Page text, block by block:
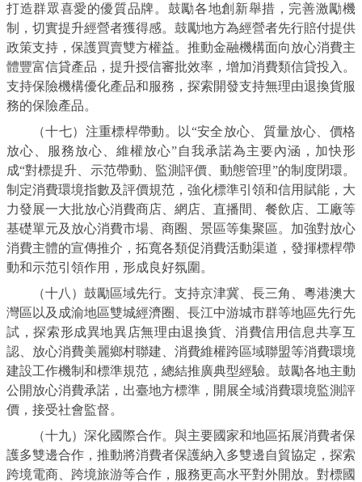
打造群眾喜愛的優質品牌。鼓勵各地創新舉措，完善激勵機
制，切實提升經營者獲得感。鼓勵地方為經營者先行賠付提供
政策支持，保護買賣雙方權益。推動金融機構面向放心消費主
體豐富信貸產品，提升授信審批效率，增加消費類信貸投入。
支持保險機構優化產品和服務，探索開發支持無理由退換貨服
務的保險產品。
（十七）注重標桿帶動。以“安全放心、質量放心、價格
放心、服務放心、維權放心”自我承諾為主要內涵，加快形
成“對標提升、示范帶動、監測評價、動態管理”的制度閉環。
制定消費環境指數及評價規范，強化標準引領和信用賦能，大
力發展一大批放心消費商店、網店、直播間、餐飲店、工廠等
基礎單元及放心消費市場、商圈、景區等集聚區。加強對放心
消費主體的宣傳推介，拓寬各類促消費活動渠道，發揮標桿帶
動和示范引領作用，形成良好氛圍。
（十八）鼓勵區域先行。支持京津冀、長三角、粵港澳大
灣區以及成渝地區雙城經濟圈、長江中游城市群等地區先行先
試，探索形成異地異店無理由退換貨、消費信用信息共享互
認、放心消費美麗鄉村聯建、消費維權跨區域聯盟等消費環境
建設工作機制和標準規范，總結推廣典型經驗。鼓勵各地主動
公開放心消費承諾，出臺地方標準，開展全域消費環境監測評
價，接受社會監督。
（十九）深化國際合作。與主要國家和地區拓展消費者保
護多雙邊合作，推動將消費者保護納入多雙邊自貿協定，探索
跨境電商、跨境旅游等合作，服務更高水平對外開放。對標國